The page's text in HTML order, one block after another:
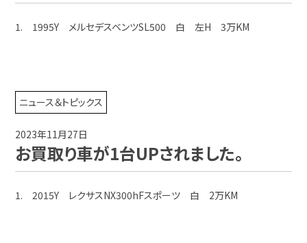
1. 1995Y メルセデスベンツSL500 白 左H 3万KM
ニュース＆トピックス
2023年11月27日
お買取り車が1台UPされました。
1. 2015Y レクサスNX300hFスポーツ 白 2万KM